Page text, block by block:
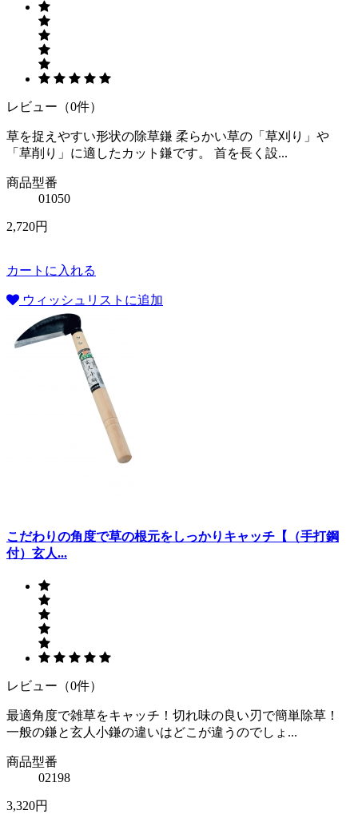
レビュー（0件）
草を捉えやすい形状の除草鎌 柔らかい草の「草刈り」や
「草削り」に適したカット鎌です。 首を長く設...
商品型番
01050
2,720円
カートに入れる
ウィッシュリストに追加
こだわりの角度で草の根元をしっかりキャッチ【（手打鋼
付）玄人...
レビュー（0件）
最適角度で雑草をキャッチ！切れ味の良い刃で簡単除草！
一般の鎌と玄人小鎌の違いはどこが違うのでしょ...
商品型番
02198
3,320円